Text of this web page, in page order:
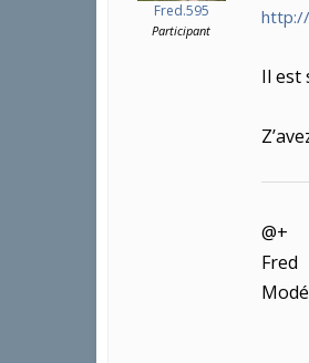
Fred.595
Participant
Il est
@+
Fred